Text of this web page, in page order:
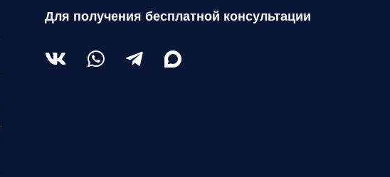
Для получения бесплатной консультации